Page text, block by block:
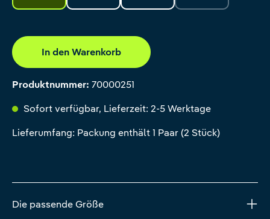
In den Warenkorb
Produktnummer: 70000251
Sofort verfügbar, Lieferzeit: 2-5 Werktage
Lieferumfang: Packung enthält 1 Paar (2 Stück)
Die passende Größe